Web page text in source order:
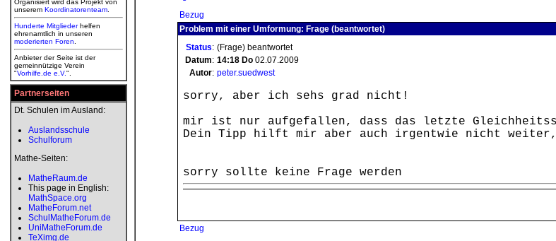
Organisiert wird das Projekt von
unserem Koordinatorenteam
Hunderte Mitgliederhelfen
ehrenamtlich in unseren
moderierten Foren
Anbieter der Seite ist der
gemeinnützige Verein
"Vorhilfe.de e.V.".
Partnerseiten
Dt. Schulen im Ausland:
Auslandsschule
Schulforum
Mathe-Seiten:
MatheRaum.de
This page in English:
MathSpace.org
MatheForum.net
SchulMatheForum.de
UniMatheForum.de
TeXimg.de
Bezug
Problem mit einer Umformung: Frage (beantwortet)
Status: (Frage) beantwortet
Datum: 14:18 Do 02.07.2009
Autor: peter.suedwest
sorry, aber ich sehs grad nicht!
mir ist nur aufgefallen, dass das letzte
Dein Tipp hilft mir aber auch irgentwie nicht
sorry sollte keine Frage werden
Bezug